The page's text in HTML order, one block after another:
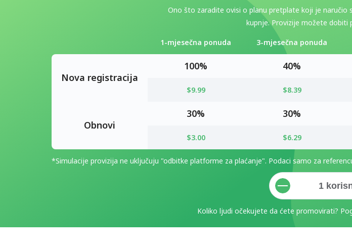
Ono što zaradite ovisi o planu pretplate koji je naručio
kupnje. Provizije možete dobiti
1-mjesečna ponuda 3-mjesečna ponuda
Nova registracija
100% 40%
$9.99 $8.39
Obnovi
30% 30%
$3.00 $6.29
*Simulacije provizija ne uključuju "odbitke platforme za plaćanje". Podaci samo za
Koliko ljudi očekujete da ćete promovirati?